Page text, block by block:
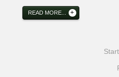
READ MORE...
Start